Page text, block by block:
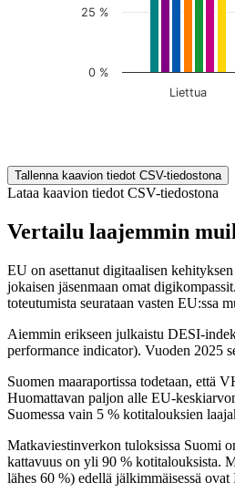
Liettua
0 %
25 %
Tallenna kaavion tiedot CSV-tiedostona
Lataa kaavion tiedot CSV-tiedostona
Vertailu laajemmin
EU on asettanut digitaalisen
jokaisen jäsenmaan omat
toteutumista seurataan vasten EU:ssa
Aiemmin erikseen julkaistu DESI-
performance indicator). Vuoden 2025
Suomen maaraportissa todetaan, että
Huomattavan paljon alle EU-
Suomessa vain 5 % kotitalouksien
Matkaviestinverkon tuloksissa Suomi
kattavuus on yli 90 % kotitalouksista.
lähes 60 %) edellä jälkimmäisessä